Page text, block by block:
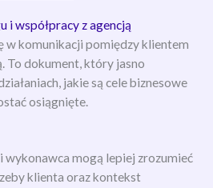
i współpracy z agencją
w komunikacji pomiędzy klientem
To dokument, który jasno
jakie są cele biznesowe
osiągnięte.
mogą lepiej zrozumieć
klienta oraz kontekst